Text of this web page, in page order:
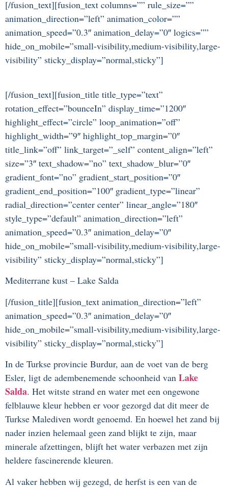
[/fusion_text][fusion_text columns=”” rule_size=””
animation_direction=”left” animation_color=””
animation_speed=”0.3″ animation_delay=”0″ logics=””
hide_on_mobile=”small-visibility,medium-visibility,large-
visibility” sticky_display=”normal,sticky”]
[/fusion_text][fusion_title title_type=”text”
rotation_effect=”bounceIn” display_time=”1200″
highlight_effect=”circle” loop_animation=”off”
highlight_width=”9″ highlight_top_margin=”0″
title_link=”off” link_target=”_self” content_align=”left”
size=”3″ text_shadow=”no” text_shadow_blur=”0″
gradient_font=”no” gradient_start_position=”0″
gradient_end_position=”100″ gradient_type=”linear”
radial_direction=”center center” linear_angle=”180″
style_type=”default” animation_direction=”left”
animation_speed=”0.3″ animation_delay=”0″
hide_on_mobile=”small-visibility,medium-visibility,large-
visibility” sticky_display=”normal,sticky”]
Mediterrane kust – Lake Salda
[/fusion_title][fusion_text animation_direction=”left”
animation_speed=”0.3″ animation_delay=”0″
hide_on_mobile=”small-visibility,medium-visibility,large-
visibility” sticky_display=”normal,sticky”]
In de Turkse provincie Burdur, aan de voet van de berg
Esler, ligt de adembenemende schoonheid van Lake
Salda. Het witste strand en water met een ongewone
felblauwe kleur hebben er voor gezorgd dat dit meer de
Turkse Malediven wordt genoemd. En hoewel het zand bij
nader inzien helemaal geen zand blijkt te zijn, maar
minerale afzettingen, blijft het water verbazen met zijn
heldere fascinerende kleuren.
Al vaker hebben wij gezegd, de herfst is een van de